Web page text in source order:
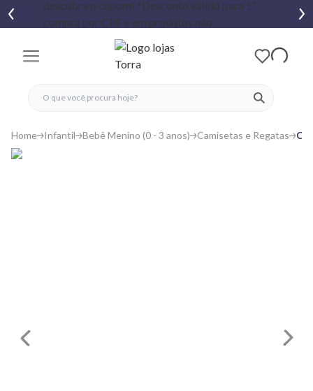
ver
fechar menu
fechar menu
favoritos
Home Infantil Bebê Menino (0 - 3 anos) Camisetas e Regatas